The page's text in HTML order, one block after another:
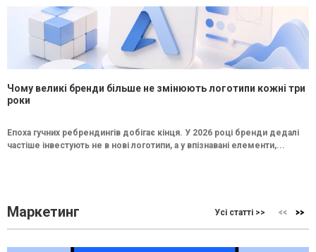
Чому великі бренди більше не змінюють логотипи кожні три
роки
Епоха гучних ребрендингів добігає кінця. У 2026 році бренди дедалі
частіше інвестують не в нові логотипи, а у впізнавані елементи,...
Маркетинг Усі статті >>